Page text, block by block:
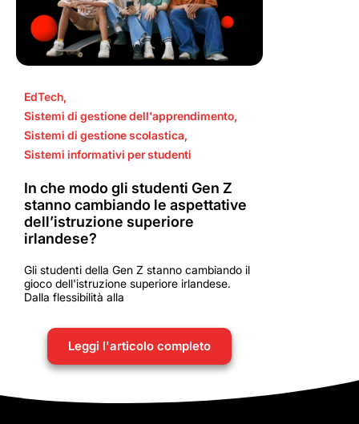
EdTech,
Sistemi di gestione dell'apprendimento,
Sistemi di gestione scolastica,
Sistemi informativi per studenti
In che modo gli studenti Gen Z
stanno cambiando le aspettative
dell’istruzione superiore
irlandese?
Gli studenti della Gen Z stanno cambiando il
gioco dell'istruzione superiore irlandese.
Dalla flessibilità alla
Leggi l'articolo completo